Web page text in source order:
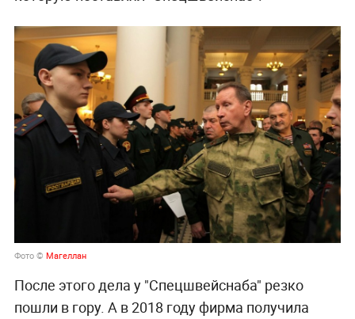
Фото © Магеллан
После этого дела у "Спецшвейснаба" резко
пошли в гору. А в 2018 году фирма получила